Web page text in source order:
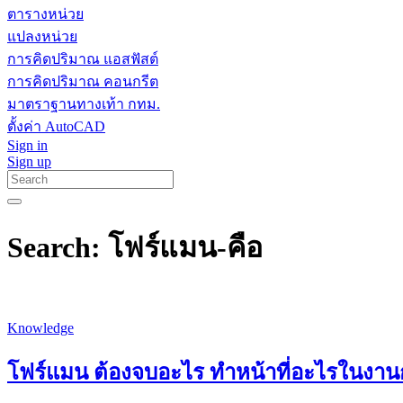
ตารางหน่วย
แปลงหน่วย
การคิดปริมาณ แอสฟัสต์
การคิดปริมาณ คอนกรีต
มาตราฐานทางเท้า กทม.
ตั้งค่า AutoCAD
Sign in
Sign up
Search: โฟร์แมน-คือ
Knowledge
โฟร์แมน ต้องจบอะไร ทำหน้าที่อะไรในงาน